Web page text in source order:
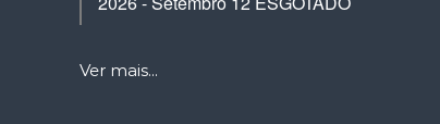
Ver mais...